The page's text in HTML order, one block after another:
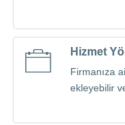
Hizmet
Firmanıza
ekleyebilir